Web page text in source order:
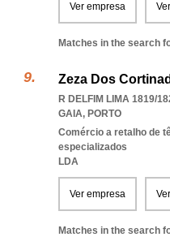
Ver empresa
Matches in the search
Zeza Dos
R DELFIM LIMA 1819/
GAIA, PORTO
Comércio a retalho de
especializados
LDA
Ver empresa
Matches in the search